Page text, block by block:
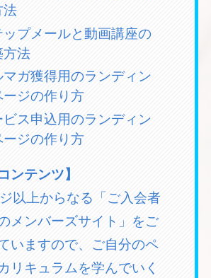
法
ップメールと動画講座の
方法
マガ獲得用のランディン
ージの作り方
ビス申込用のランディン
ージの作り方
ンテンツ】
以上からなる「ご入会者
メンバーズサイト」をご
いますので、ご自分のペ
リキュラムを学んでいく